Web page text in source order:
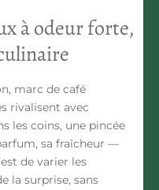
à odeur forte,
marc de café
rivalisent avec
les coins, une pincée
sa fraîcheur —
de varier les
la surprise, sans